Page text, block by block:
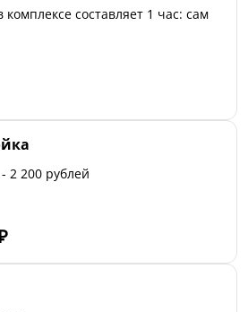
составляет 1 час: сам
2 200 рублей